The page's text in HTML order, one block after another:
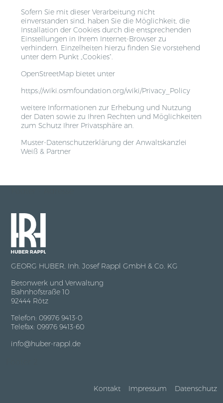
Sofern Sie mit dieser Verarbeitung nicht
einverstanden sind, haben Sie die Möglichkeit, die
Installation der Cookies durch die entsprechenden
Einstellungen in Ihrem Internet-Browser zu
verhindern. Einzelheiten hierzu finden Sie vorstehend
unter dem Punkt „Cookies“.
OpenStreetMap bietet unter
https://wiki.osmfoundation.org/wiki/Privacy_Policy
weitere Informationen zur Erhebung und Nutzung
der Daten sowie zu Ihren Rechten und Möglichkeiten
zum Schutz Ihrer Privatsphäre an.
Muster-Datenschutzerklärung der Anwaltskanzlei
Weiß & Partner
GEORG HUBER, Inh. Josef Rappl GmbH & Co. KG
Betonwerk und Verwaltung
Bahnhofstraße 10
92444 Rötz
Telefon: 09976 9413-0
Telefax: 09976 9413-60
info@huber-rappl.de
Kontakt Impressum Datenschutz